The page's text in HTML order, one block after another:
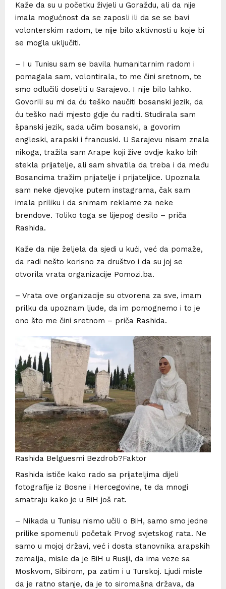
Kaže da su u početku živjeli u Goraždu, ali da nije
imala mogućnost da se zaposli ili da se se bavi
volonterskim radom, te nije bilo aktivnosti u koje bi
se mogla uključiti.
– I u Tunisu sam se bavila humanitarnim radom i
pomagala sam, volontirala, to me čini sretnom, te
smo odlučili doseliti u Sarajevo. I nije bilo lahko.
Govorili su mi da ću teško naučiti bosanski jezik, da
ću teško naći mjesto gdje ću raditi. Studirala sam
španski jezik, sada učim bosanski, a govorim
engleski, arapski i francuski. U Sarajevu nisam znala
nikoga, tražila sam Arape koji žive ovdje kako bih
stekla prijatelje, ali sam shvatila da treba i da među
Bosancima tražim prijatelje i prijateljice. Upoznala
sam neke djevojke putem instagrama, čak sam
imala priliku i da snimam reklame za neke
brendove. Toliko toga se lijepog desilo – priča
Rashida.
Kaže da nije željela da sjedi u kući, već da pomaže,
da radi nešto korisno za društvo i da su joj se
otvorila vrata organizacije Pomozi.ba.
– Vrata ove organizacije su otvorena za sve, imam
prilku da upoznam ljude, da im pomognemo i to je
ono što me čini sretnom – priča Rashida.
Rashida Belguesmi Bezdrob?Faktor
Rashida ističe kako rado sa prijateljima dijeli
fotografije iz Bosne i Hercegovine, te da mnogi
smatraju kako je u BiH još rat.
– Nikada u Tunisu nismo učili o BiH, samo smo jedne
prilike spomenuli početak Prvog svjetskog rata. Ne
samo u mojoj državi, već i dosta stanovnika arapskih
zemalja, misle da je BiH u Rusiji, da ima veze sa
Moskvom, Sibirom, pa zatim i u Turskoj. Ljudi misle
da je ratno stanje, da je to siromašna država, da